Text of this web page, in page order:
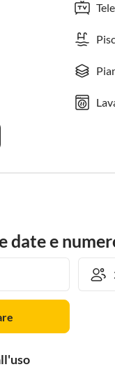
date e